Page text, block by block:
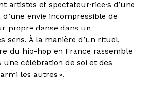
artistes et spectateur·rice·s d’une
envie incompressible de
propre danse dans un
sens. À la manière d’un rituel,
du hip-hop en France rassemble
une célébration de soi et des
les autres ».